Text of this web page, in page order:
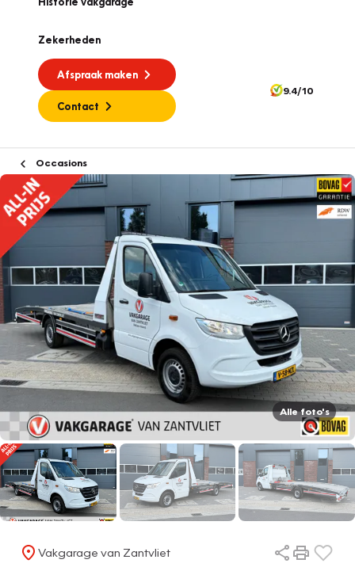
Zekerheden
Afspraak maken
Contact
9.4/10
Occasions
Alle foto's
Vakgarage van Zantvliet